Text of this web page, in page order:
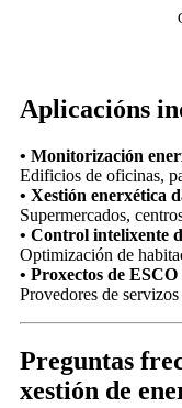
Aplicacións
• Monitorización
Edificios de oficinas,
• Xestión enerxética
Supermercados,
• Control intelixente
Optimización de
• Proxectos de
Provedores de
Preguntas
xestión de